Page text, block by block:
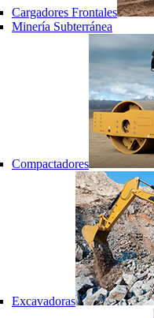
Cargadores Frontales
Minería Subterránea
Compactadores
Excavadoras